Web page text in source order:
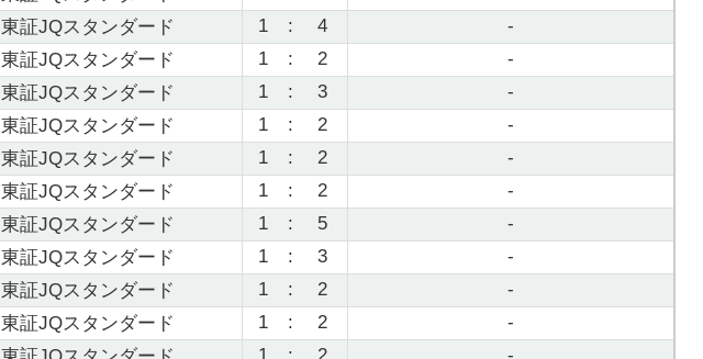
東証JQスタンダード 1 : 4
-
東証JQスタンダード 1 : 2
-
東証JQスタンダード 1 : 3
-
東証JQスタンダード 1 : 2
-
東証JQスタンダード 1 : 2
-
東証JQスタンダード 1 : 2
-
東証JQスタンダード 1 : 5
-
東証JQスタンダード 1 : 3
-
東証JQスタンダード 1 : 2
-
東証JQスタンダード 1 : 2
-